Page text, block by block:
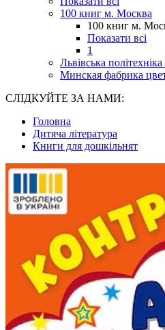
100 книг м. Москва
100 книг м.
Показати всі
1
Львівська
Минская фабрика
СЛІДКУЙТЕ ЗА НАМИ:
Головна
Дитяча література
Книги для дошкільнят